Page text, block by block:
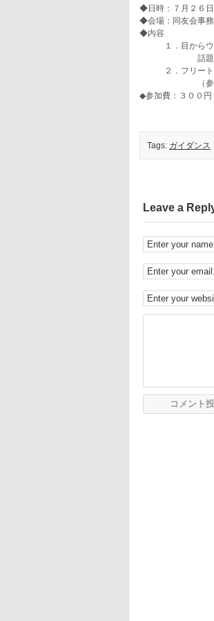
◆日時：７月２６日
◆会場：同友会事務
◆内容
１．目からウ
話題提供：（
２．フリート
（参加者の皆
◆参加費：３００円
※名
Tags: ガイダンス
Leave a